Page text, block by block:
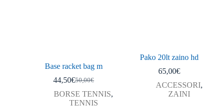
Base racket bag m
50,00€
44,50€
BORSE TENNIS,
TENNIS
Pako 20lt zaino hd
65,00€
ACCESSORI,
ZAINI